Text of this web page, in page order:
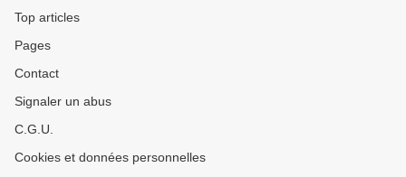
Top articles
Pages
Contact
Signaler un abus
C.G.U.
Cookies et données personnelles